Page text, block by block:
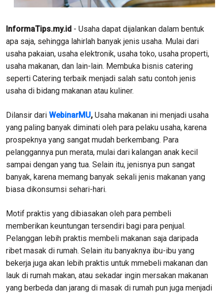
InformaTips.my.id - Usaha dapat dijalankan dalam bentuk
apa saja, sehingga lahirlah banyak jenis usaha. Mulai dari
usaha pakaian, usaha elektronik, usaha toko, usaha properti,
usaha makanan, dan lain-lain. Membuka bisnis catering
seperti Catering terbaik menjadi salah satu contoh jenis
usaha di bidang makanan atau kuliner.
Dilansir dari WebinarMU, Usaha makanan ini menjadi usaha
yang paling banyak diminati oleh para pelaku usaha, karena
prospeknya yang sangat mudah berkembang. Para
pelanggannya pun merata, mulai dari kalangan anak kecil
sampai dengan yang tua. Selain itu, jenisnya pun sangat
banyak, karena memang banyak sekali jenis makanan yang
biasa dikonsumsi sehari-hari.
Motif praktis yang dibiasakan oleh para pembeli
memberikan keuntungan tersendiri bagi para penjual.
Pelanggan lebih praktis membeli makanan saja daripada
ribet masak di rumah. Selain itu banyaknya ibu-ibu yang
bekerja juga akan lebih praktis untuk mmebeli makanan dan
lauk di rumah makan, atau sekadar ingin mersakan makanan
yang berbeda dan jarang di masak di rumah pun juga menjadi